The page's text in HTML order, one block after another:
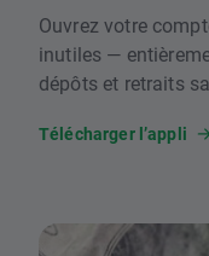
Ouvrez votre
inutiles —
dépôts et retraits
Télécharger l’appli